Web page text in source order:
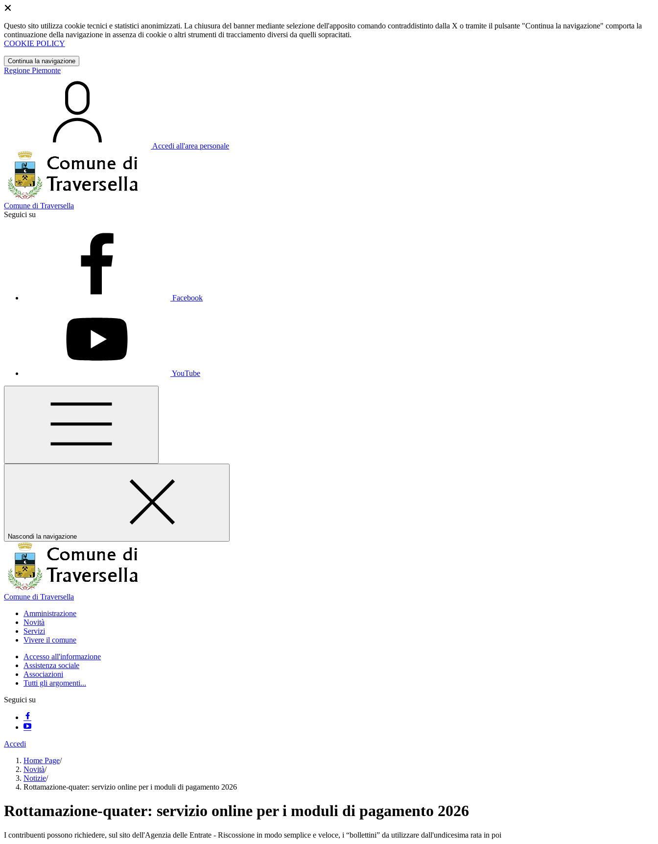
Questo sito utilizza cookie tecnici e statistici anonimizzati. La chiusura del banner mediante selezione dell'apposito comando contraddistinto dalla X o tramite il pulsante "Continua la navigazione" comporta la
continuazione della navigazione in assenza di cookie o altri strumenti di tracciamento diversi da quelli sopracitati.
COOKIE POLICY
Continua la navigazione
Regione Piemonte
Accedi all'area personale
Comune di Traversella
Seguici su
Facebook
YouTube
Nascondi la navigazione
Comune di Traversella
Amministrazione
Novità
Servizi
Vivere il comune
Accesso all'informazione
Assistenza sociale
Associazioni
Tutti gli argomenti...
Seguici su
Accedi
Home Page/
Novità/
Notizie/
Rottamazione-quater: servizio online per i moduli di pagamento 2026
Rottamazione-quater: servizio online per i moduli di pagamento 2026
I contribuenti possono richiedere, sul sito dell'Agenzia delle Entrate - Riscossione in modo semplice e veloce, i “bollettini” da utilizzare dall'undicesima rata in poi